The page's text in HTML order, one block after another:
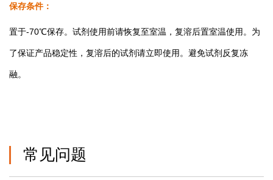
保存条件：
置于-70℃保存。试剂使用前请恢复至室温，复溶后置室温使用。为
了保证产品稳定性，复溶后的试剂请立即使用。避免试剂反复冻
融。
常见问题